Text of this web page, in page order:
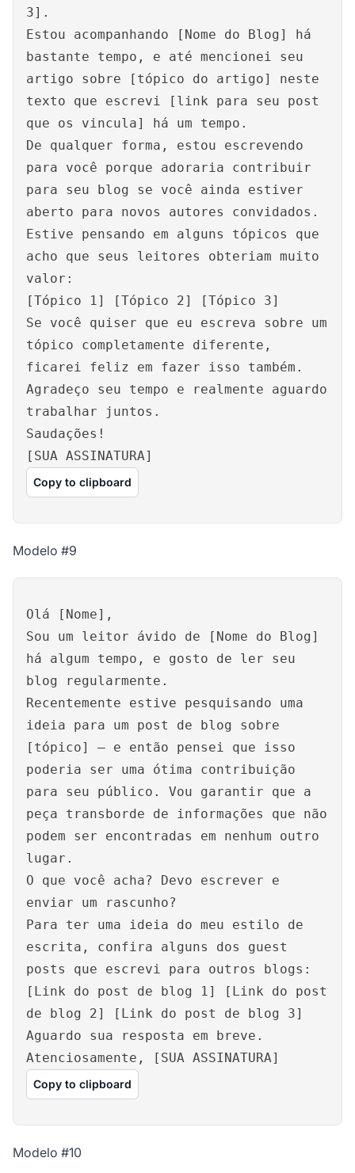
3].
Estou acompanhando [Nome do Blog] há
bastante tempo, e até mencionei seu
artigo sobre [tópico do artigo] neste
texto que escrevi [link para seu post
que os vincula] há um tempo.
De qualquer forma, estou escrevendo
para você porque adoraria contribuir
para seu blog se você ainda estiver
aberto para novos autores convidados.
Estive pensando em alguns tópicos que
acho que seus leitores obteriam muito
valor:
[Tópico 1] [Tópico 2] [Tópico 3]
Se você quiser que eu escreva sobre um
tópico completamente diferente,
ficarei feliz em fazer isso também.
Agradeço seu tempo e realmente aguardo
trabalhar juntos.
Saudações!
[SUA ASSINATURA]
Copy to clipboard
Modelo #9
Olá [Nome],
Sou um leitor ávido de [Nome do Blog]
há algum tempo, e gosto de ler seu
blog regularmente.
Recentemente estive pesquisando uma
ideia para um post de blog sobre
[tópico] – e então pensei que isso
poderia ser uma ótima contribuição
para seu público. Vou garantir que a
peça transborde de informações que não
podem ser encontradas em nenhum outro
lugar.
O que você acha? Devo escrever e
enviar um rascunho?
Para ter uma ideia do meu estilo de
escrita, confira alguns dos guest
posts que escrevi para outros blogs:
[Link do post de blog 1] [Link do post
de blog 2] [Link do post de blog 3]
Aguardo sua resposta em breve.
Atenciosamente, [SUA ASSINATURA]
Copy to clipboard
Modelo #10